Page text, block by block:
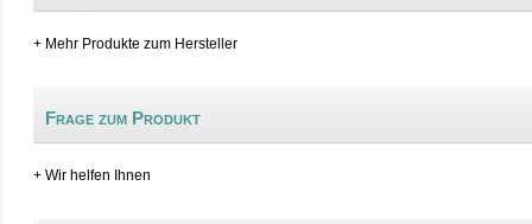
+ Mehr Produkte zum Hersteller
Frage zum Produkt
+ Wir helfen Ihnen